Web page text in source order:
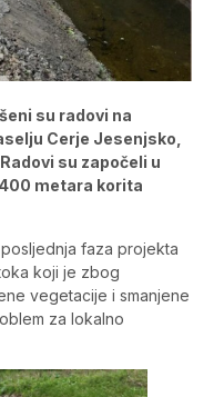
su radovi na
Cerje Jesenjsko,
su započeli u
metara korita
faza projekta
koji je zbog
vegetacije i smanjene
za lokalno